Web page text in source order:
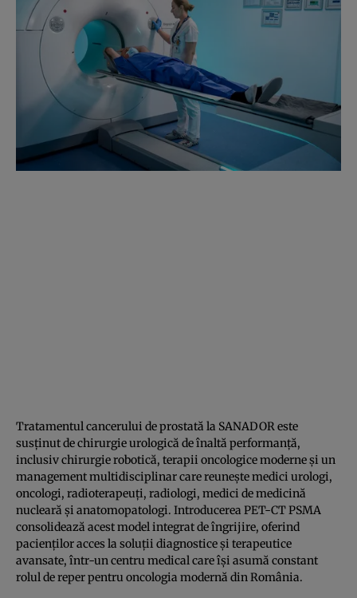
Tratamentul cancerului de prostată la SANADOR este
susținut de chirurgie urologică de înaltă performanță,
inclusiv chirurgie robotică, terapii oncologice moderne și un
management multidisciplinar care reunește medici urologi,
oncologi, radioterapeuți, radiologi, medici de medicină
nucleară și anatomopatologi. Introducerea PET-CT PSMA
consolidează acest model integrat de îngrijire, oferind
pacienților acces la soluții diagnostice și terapeutice
avansate, într-un centru medical care își asumă constant
rolul de reper pentru oncologia modernă din România.